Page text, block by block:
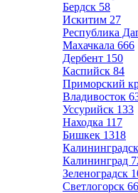
Бердск 58
Искитим 27
Республика
Махачкала 666
Дербент 150
Каспийск 84
Приморский
Владивосток
Уссурийск 133
Находка 117
Бишкек 1318
Калининград
Зеленоградск
Светлогорск 66